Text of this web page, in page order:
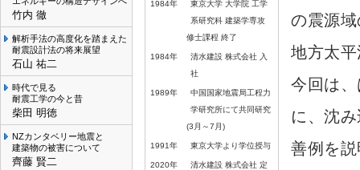
竹内 徹
解析手法の高度化を踏まえた
耐震設計法の将来展望
石山 祐二
時代で見る
耐震工学の今と昔
柴田 明徳
NZカンタベリー地震と
建築物の被害について
齊藤 賢二
1984年
東京大学 大学院 工学
系研究科 建築学専攻
修士課程 終了
1984年
清水建設 株式会社 入
社
1989年
中国国家地震局工程力
学研究所にて共同研究
(3月～7月)
1991年 東京大学より学位授与
2020年
清水建設 株式会社 定
の震源
地方太
今回は
に、沈
善例を